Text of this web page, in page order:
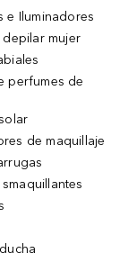
e Iluminadores
mujer
perfumes de
de maquillaje